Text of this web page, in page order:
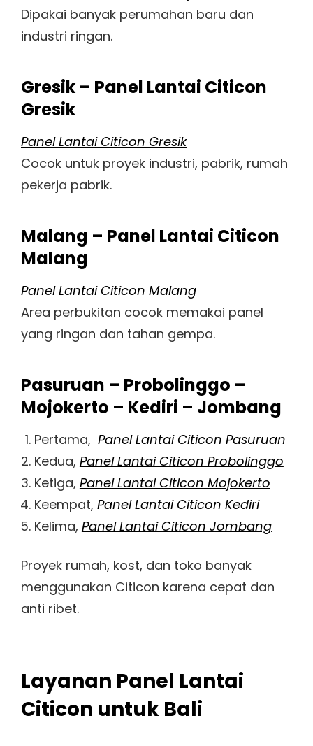
Dipakai banyak perumahan baru dan
industri ringan.
Gresik – Panel Lantai Citicon
Gresik
Panel Lantai Citicon Gresik
Cocok untuk proyek industri, pabrik, rumah
pekerja pabrik.
Malang – Panel Lantai Citicon
Malang
Panel Lantai Citicon Malang
Area perbukitan cocok memakai panel
yang ringan dan tahan gempa.
Pasuruan – Probolinggo –
Mojokerto – Kediri – Jombang
Pertama, Panel Lantai Citicon Pasuruan
Kedua, Panel Lantai Citicon Probolinggo
Ketiga, Panel Lantai Citicon Mojokerto
Keempat, Panel Lantai Citicon Kediri
Kelima, Panel Lantai Citicon Jombang
Proyek rumah, kost, dan toko banyak
menggunakan Citicon karena cepat dan
anti ribet.
Layanan Panel Lantai
Citicon untuk Bali